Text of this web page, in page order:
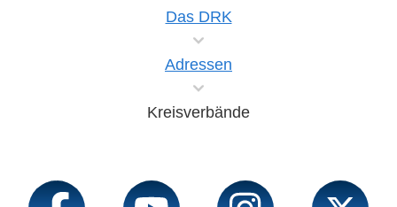
Das DRK
Adressen
Kreisverbände